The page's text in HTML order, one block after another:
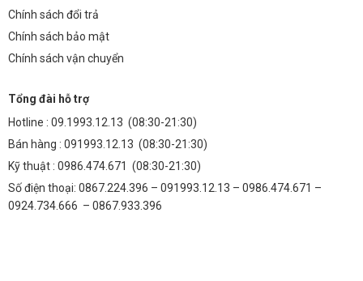
Chính sách đổi trả
Chính sách bảo mật
Chính sách vận chuyển
Tổng đài hỗ trợ
Hotline : 09.1993.12.13 (08:30-21:30)
Bán hàng : 091993.12.13 (08:30-21:30)
Kỹ thuật : 0986.474.671 (08:30-21:30)
Số điện thoại: 0867.224.396 – 091993.12.13 – 0986.474.671 –
0924.734.666 – 0867.933.396